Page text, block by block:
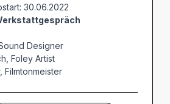
30.06.2022
Designer
Foley Artist
Filmtonmeister